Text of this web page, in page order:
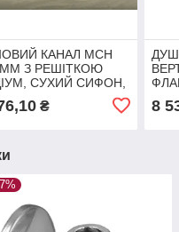
КАНАЛ МСН
ММ З РЕШІТКОЮ
СУХИЙ СИФОН,
₴ 8